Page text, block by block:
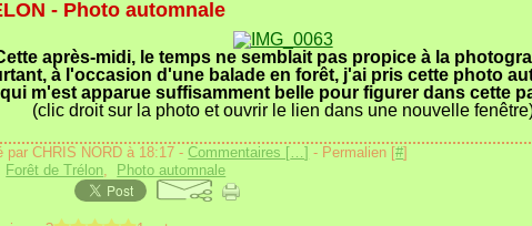
- Photo automnale
après-midi, le temps ne semblait pas propice à la
à l'occasion d'une balade en forêt, j'ai pris cette photo
qui m'est apparue suffisamment belle pour figurer dans cette
(clic droit sur la photo et ouvrir le lien dans une nouvelle
par CHRIS NORD à 18:17 -Commentaires […] - Permalien [#]
Forêt de Trélon, Photo automnale